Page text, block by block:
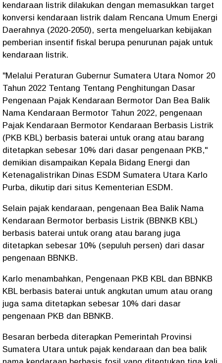
kendaraan listrik dilakukan dengan memasukkan target
konversi kendaraan listrik dalam Rencana Umum Energi
Daerahnya (2020-2050), serta mengeluarkan kebijakan
pemberian insentif fiskal berupa penurunan pajak untuk
kendaraan listrik.
"Melalui Peraturan Gubernur Sumatera Utara Nomor 20
Tahun 2022 Tentang Tentang Penghitungan Dasar
Pengenaan Pajak Kendaraan Bermotor Dan Bea Balik
Nama Kendaraan Bermotor Tahun 2022, pengenaan
Pajak Kendaraan Bermotor Kendaraan Berbasis Listrik
(PKB KBL) berbasis baterai untuk orang atau barang
ditetapkan sebesar 10% dari dasar pengenaan PKB,"
demikian disampaikan Kepala Bidang Energi dan
Ketenagalistrikan Dinas ESDM Sumatera Utara Karlo
Purba, dikutip dari situs Kementerian ESDM.
Selain pajak kendaraan, pengenaan Bea Balik Nama
Kendaraan Bermotor berbasis Listrik (BBNKB KBL)
berbasis baterai untuk orang atau barang juga
ditetapkan sebesar 10% (sepuluh persen) dari dasar
pengenaan BBNKB.
Karlo menambahkan, Pengenaan PKB KBL dan BBNKB
KBL berbasis baterai untuk angkutan umum atau orang
juga sama ditetapkan sebesar 10% dari dasar
pengenaan PKB dan BBNKB.
Besaran berbeda diterapkan Pemerintah Provinsi
Sumatera Utara untuk pajak kendaraan dan bea balik